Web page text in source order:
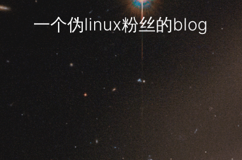
一个伪linux粉丝的blog